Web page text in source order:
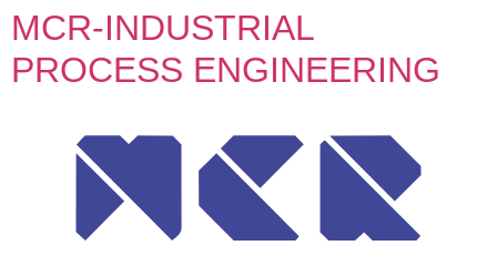
MCR-INDUSTRIAL
PROCESS ENGINEERING